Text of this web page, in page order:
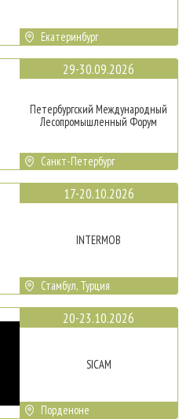
Екатеринбург
29-30.09.2026
Петербургский Международный
Лесопромышленный Форум
Санкт-Петербург
17-20.10.2026
INTERMOB
Стамбул, Турция
20-23.10.2026
SICAM
Порденоне